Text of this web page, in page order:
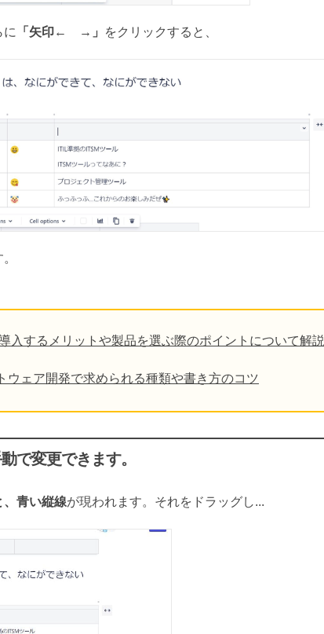
に 「矢印← →」 をクリックすると、
入するメリットや製品を選ぶ際のポイントについて解説
ウェア開発で求められる種類や書き方のコツ
で変更できます。
、青い縦線が現われます。それをドラッグし...